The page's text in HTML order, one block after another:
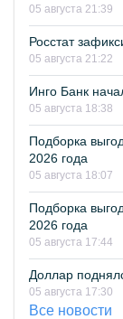
05 августа 21:39
Росстат
05 августа 21:22
Инго Банк
05 августа 18:38
Подборка
2026 года
05 августа 18:07
Подборка
2026 года
05 августа 17:44
Доллар
05 августа 17:30
Все новости